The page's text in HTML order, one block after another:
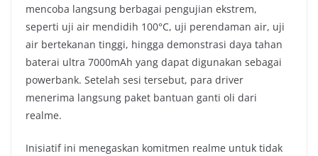
mencoba langsung berbagai pengujian ekstrem,
seperti uji air mendidih 100°C, uji perendaman air, uji
air bertekanan tinggi, hingga demonstrasi daya tahan
baterai ultra 7000mAh yang dapat digunakan sebagai
powerbank. Setelah sesi tersebut, para driver
menerima langsung paket bantuan ganti oli dari
realme.
Inisiatif ini menegaskan komitmen realme untuk tidak